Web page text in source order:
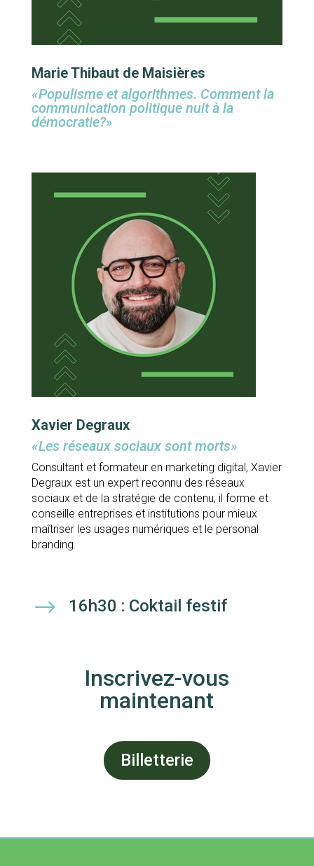
Marie Thibaut de Maisières
«Populisme et algorithmes. Comment la
communication politique nuit à la
démocratie?»
Xavier Degraux
«Les réseaux sociaux sont morts»
Consultant et formateur en marketing digital, Xavier
Degraux est un expert reconnu des réseaux
sociaux et de la stratégie de contenu, il forme et
conseille entreprises et institutions pour mieux
maîtriser les usages numériques et le personal
branding.
$ 16h30 : Coktail festif
Inscrivez-vous
maintenant
Billetterie